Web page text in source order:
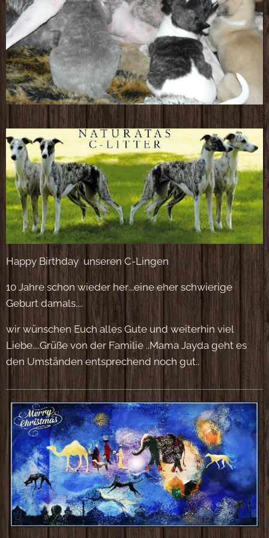
Happy Birthday unseren C-Lingen💖🥰
10 Jahre schon wieder her...eine eher schwierige
Geburt damals....
wir wünschen Euch alles Gute und weiterhin viel
Liebe....Grüße von der Familie ..Mama Jayda geht es
den Umständen entsprechend noch gut..